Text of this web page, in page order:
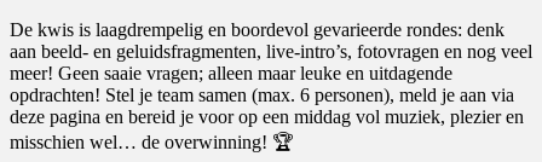
De kwis is laagdrempelig en boordevol gevarieerde rondes: denk
aan beeld- en geluidsfragmenten, live-intro’s, fotovragen en nog veel
meer! Geen saaie vragen; alleen maar leuke en uitdagende
opdrachten! Stel je team samen (max. 6 personen), meld je aan via
deze pagina en bereid je voor op een middag vol muziek, plezier en
misschien wel… de overwinning! 🏆